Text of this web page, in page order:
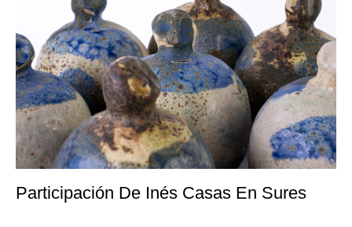
Participación De Inés Casas En Sures